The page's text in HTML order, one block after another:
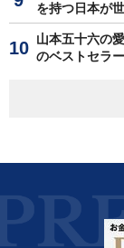
を持つ日本が
山本五十六の
のベストセラ